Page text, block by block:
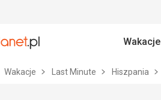
Wakacje
Wakacje Last Minute Hiszpania